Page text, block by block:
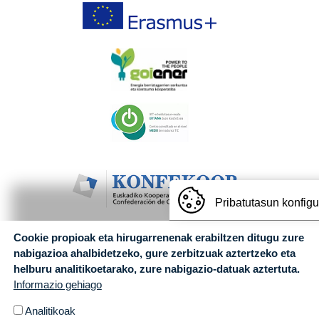
Pribatutasun
Cookie propioak eta hirugarrenenak erabiltzen ditugu zure
nabigazioa ahalbidetzeko, gure zerbitzuak aztertzeko eta
helburu analitikoetarako, zure nabigazio-datuak aztertuta.
Informazio gehiago
Analitikoak